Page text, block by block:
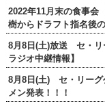
2022年11月末の食事
樹からドラフト指名後
8月8日(土)放送 セ・リ
ラジオ中継情報】
8月8日(土) セ・リー
メン発表！！！